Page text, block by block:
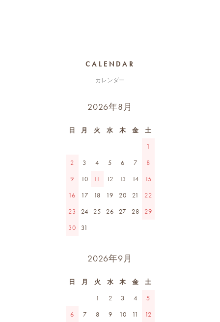
CALENDAR
カレンダー
2026年8月
日 月 火 水 木 金
土
1
2
3 4 5 6 7
8
9
10 11 12 13 14
15
16
17 18 19 20 21
22
23
24 25 26 27 28
29
30
31
2026年9月
日 月 火 水 木 金
土
1
2 3 4
5
6
7 8 9 10 11 12